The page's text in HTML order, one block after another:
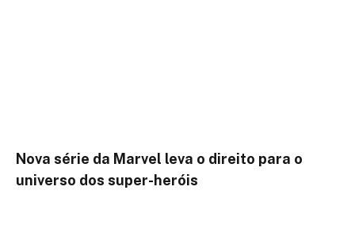
Nova série da Marvel leva o direito para o
universo dos super-heróis